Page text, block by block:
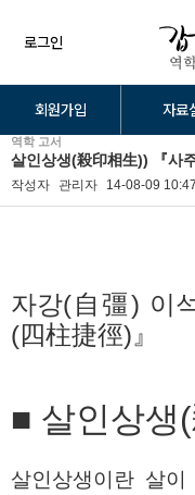
로그인
회원가입 자료
역학 고서
살인상생(殺印相生)) 『사
작성자 관리자 14-08-09 10:47
자강(自彊) 이
(四柱捷徑)』
■ 살인상생
살인상생이란 살